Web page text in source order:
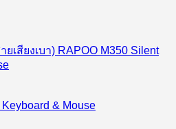
ยเสียงเบา) RAPOO M350 Silent